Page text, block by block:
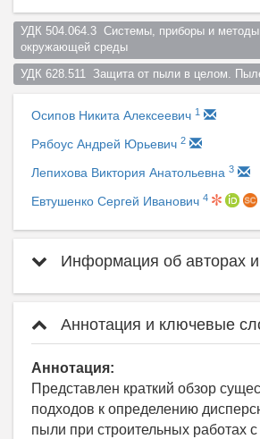
УДК 504.064.3  Системы, приборы и методы
окружающей среды
УДК 628.511  Защита от пыли в целом.
Осипов Никита Алексеевич 1
Рябоус Андрей Юрьевич 2
Лепихова Виктория Анатольевна 3
Евтушенко Сергей Иванович 4
Информация об авторах и
Аннотация и ключевые
Аннотация:
Представлен краткий обзор
подходов к определению
пыли при строительных работах